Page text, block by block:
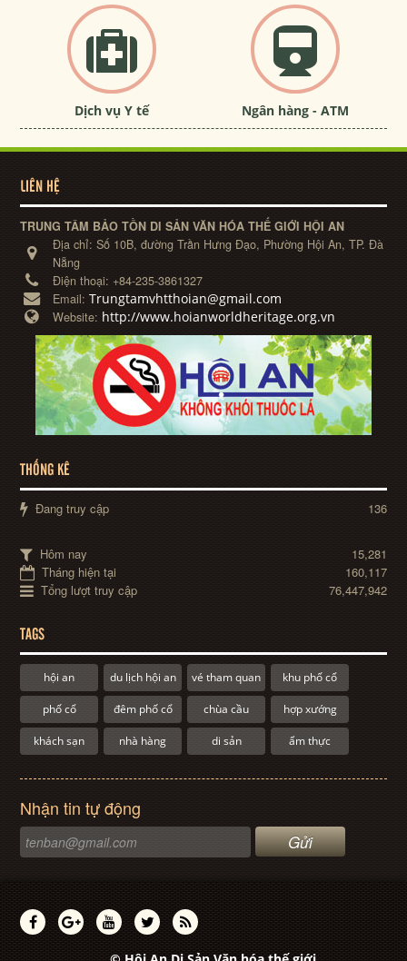
Dịch vụ Y tế Ngân hàng - ATM
LIÊN HỆ
TRUNG TÂM BẢO TỒN DI SẢN VĂN HÓA THẾ GIỚI HỘI AN
Địa chỉ:Số 10B, đường Trần Hưng Đạo, Phường Hội An, TP. Đà
Nẵng
Điện thoại: +84-235-3861327
Email:Trungtamvhtthoian@gmail.com
Website: http://www.hoianworldheritage.org.vn
THỐNG KÊ
Đang truy cập 136
Hôm nay
15,281
Tháng hiện tại
160,117
Tổng lượt truy cập
76,447,942
TAGS
hội an du lịch hội an vé tham quan khu phố cổ
phố cổ đêm phố cổ chùa cầu hợp xướng
khách sạn nhà hàng di sản ẩm thực
Nhận tin tự động